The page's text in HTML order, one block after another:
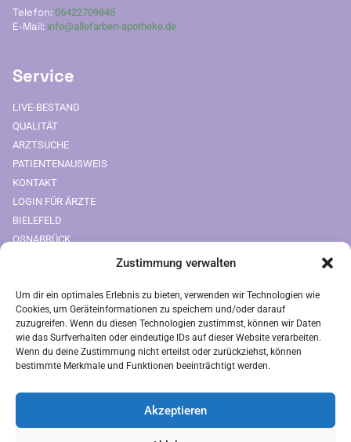
Zustimmung verwalten
Um dir ein optimales Erlebnis zu bieten, verwenden wir Technologien wie
Cookies, um Geräteinformationen zu speichern und/oder darauf
zuzugreifen. Wenn du diesen Technologien zustimmst, können wir Daten
wie das Surfverhalten oder eindeutige IDs auf dieser Website verarbeiten.
Wenn du deine Zustimmung nicht erteilst oder zurückziehst, können
bestimmte Merkmale und Funktionen beeinträchtigt werden.
Akzeptieren
Telefon: 05422709845
E-Mail: info@allefarben-apotheke.de
Service
LIVE-BESTAND
QUALITÄT
ARZTSUCHE
PATIENTENAUSWEIS
KONTAKT
LOGIN FÜR ÄRZTE
BIELEFELD
OSNABRÜCK
FREIUMSCHLAG AUSDRUCKEN
Rechtliches
AGB
VERSANDARTEN